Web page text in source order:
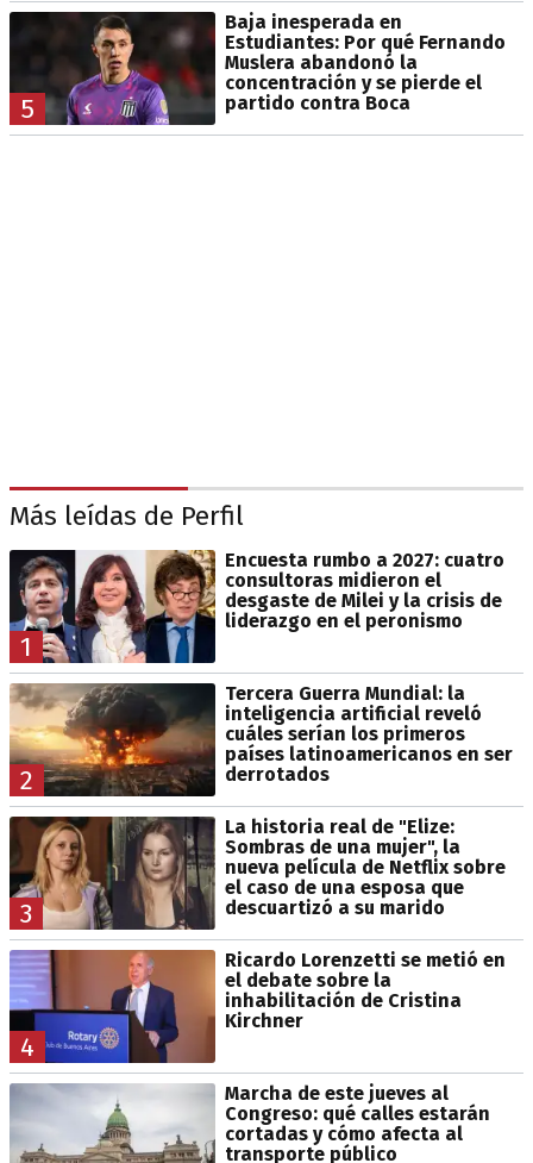
5
Baja inesperada en
Estudiantes: Por qué Fernando
Muslera abandonó la
concentración y se pierde el
partido contra Boca
Más leídas de Perfil
1
Encuesta rumbo a 2027: cuatro
consultoras midieron el
desgaste de Milei y la crisis de
liderazgo en el peronismo
2
Tercera Guerra Mundial: la
inteligencia artificial reveló
cuáles serían los primeros
países latinoamericanos en ser
derrotados
3
La historia real de "Elize:
Sombras de una mujer", la
nueva película de Netflix sobre
el caso de una esposa que
descuartizó a su marido
4
Ricardo Lorenzetti se metió en
el debate sobre la
inhabilitación de Cristina
Kirchner
Marcha de este jueves al
Congreso: qué calles estarán
cortadas y cómo afecta al
transporte público